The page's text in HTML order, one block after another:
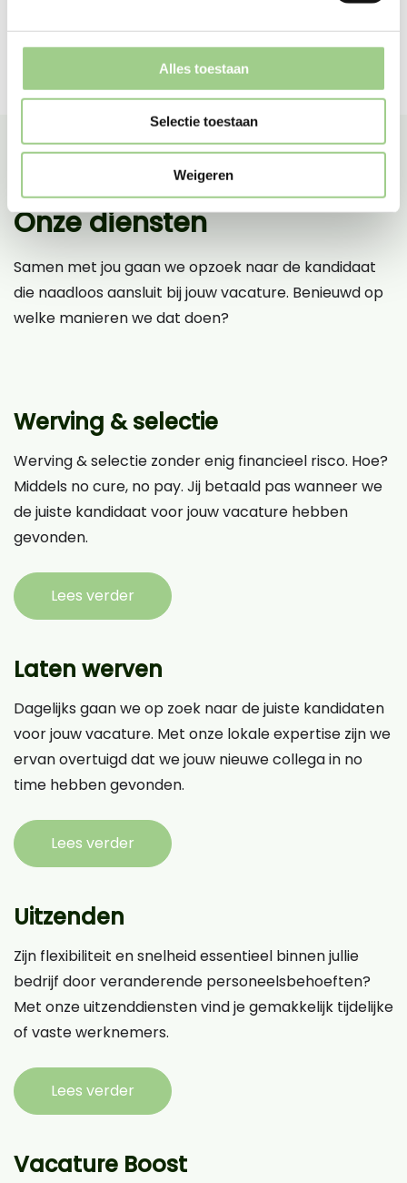
Alles toestaan
Selectie toestaan
Weigeren
Onze diensten
Samen met jou gaan we opzoek naar de kandidaat
die naadloos aansluit bij jouw vacature. Benieuwd op
welke manieren we dat doen?
Werving & selectie
Werving & selectie zonder enig financieel risco. Hoe?
Middels no cure, no pay. Jij betaald pas wanneer we
de juiste kandidaat voor jouw vacature hebben
gevonden.
Lees verder
Laten werven
Dagelijks gaan we op zoek naar de juiste kandidaten
voor jouw vacature. Met onze lokale expertise zijn we
ervan overtuigd dat we jouw nieuwe collega in no
time hebben gevonden.
Lees verder
Uitzenden
Zijn flexibiliteit en snelheid essentieel binnen jullie
bedrijf door veranderende personeelsbehoeften?
Met onze uitzenddiensten vind je gemakkelijk tijdelijke
of vaste werknemers.
Lees verder
Vacature Boost